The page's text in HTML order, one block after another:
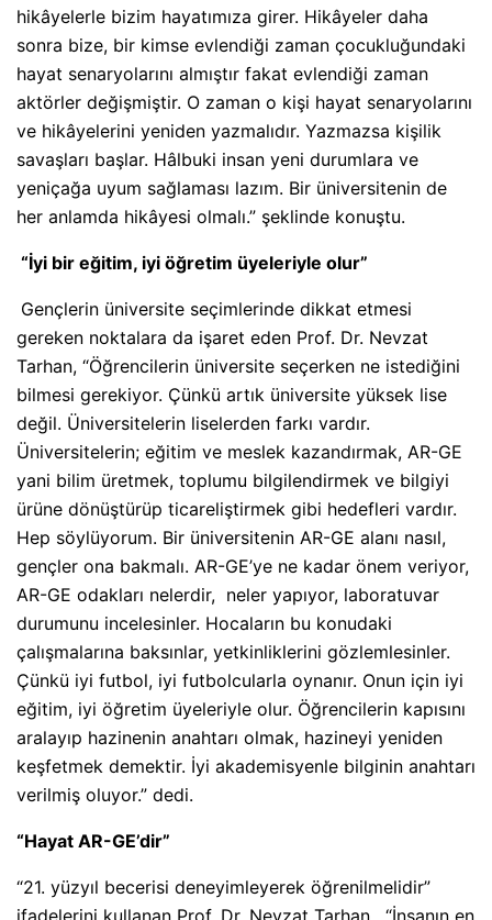
hikâyelerle bizim hayatımıza girer. Hikâyeler daha
sonra bize, bir kimse evlendiği zaman çocukluğundaki
hayat senaryolarını almıştır fakat evlendiği zaman
aktörler değişmiştir. O zaman o kişi hayat senaryolarını
ve hikâyelerini yeniden yazmalıdır. Yazmazsa kişilik
savaşları başlar. Hâlbuki insan yeni durumlara ve
yeniçağa uyum sağlaması lazım. Bir üniversitenin de
her anlamda hikâyesi olmalı.” şeklinde konuştu.
“İyi bir eğitim, iyi öğretim üyeleriyle olur”
Gençlerin üniversite seçimlerinde dikkat etmesi
gereken noktalara da işaret eden Prof. Dr. Nevzat
Tarhan, “Öğrencilerin üniversite seçerken ne istediğini
bilmesi gerekiyor. Çünkü artık üniversite yüksek lise
değil. Üniversitelerin liselerden farkı vardır.
Üniversitelerin; eğitim ve meslek kazandırmak, AR-GE
yani bilim üretmek, toplumu bilgilendirmek ve bilgiyi
ürüne dönüştürüp ticareliştirmek gibi hedefleri vardır.
Hep söylüyorum. Bir üniversitenin AR-GE alanı nasıl,
gençler ona bakmalı. AR-GE’ye ne kadar önem veriyor,
AR-GE odakları nelerdir, neler yapıyor, laboratuvar
durumunu incelesinler. Hocaların bu konudaki
çalışmalarına baksınlar, yetkinliklerini gözlemlesinler.
Çünkü iyi futbol, iyi futbolcularla oynanır. Onun için iyi
eğitim, iyi öğretim üyeleriyle olur. Öğrencilerin kapısını
aralayıp hazinenin anahtarı olmak, hazineyi yeniden
keşfetmek demektir. İyi akademisyenle bilginin anahtarı
verilmiş oluyor.” dedi.
“Hayat AR-GE’dir”
“21. yüzyıl becerisi deneyimleyerek öğrenilmelidir”
ifadelerini kullanan Prof. Dr. Nevzat Tarhan, “İnsanın en